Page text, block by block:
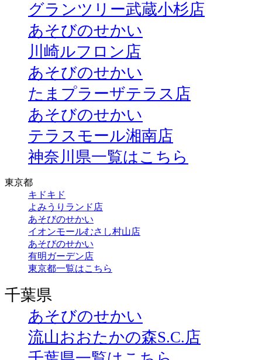
グランツリー武蔵小杉店
あそびのせかい
川崎ルフロン店
あそびのせかい
たまプラーザテラス店
あそびのせかい
テラスモール湘南店
神奈川県一覧はこちら
東京都
キドキド
よみうりランド店
あそびのせかい
イオンモールむさし村山店
あそびのせかい
有明ガーデン店
東京都一覧はこちら
千葉県
あそびのせかい
流山おおたかの森S.C.店